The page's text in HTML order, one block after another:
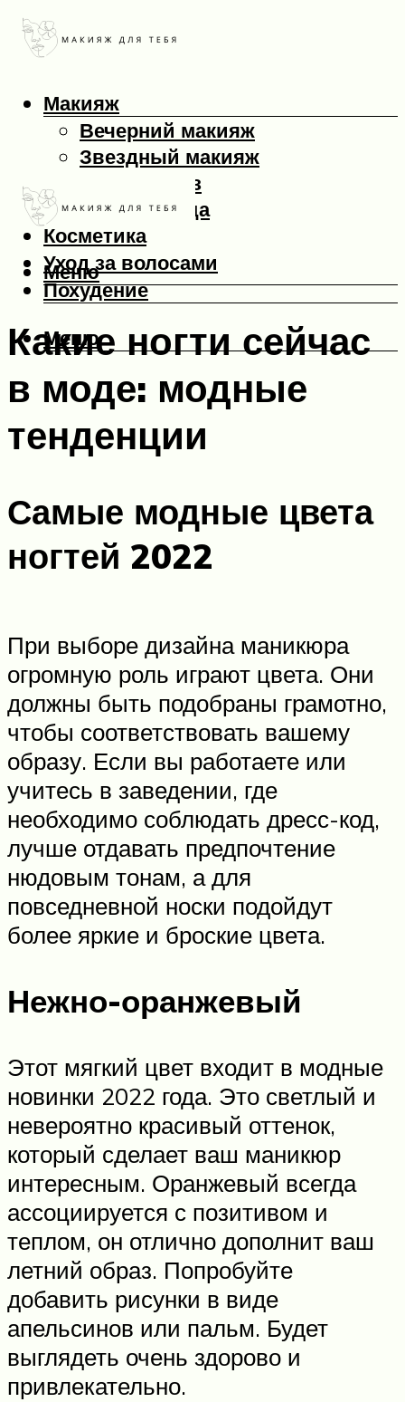
Макияж
Вечерний макияж
Звездный макияж
Макияж глаз
Макияж лица
Косметика
Уход за волосами
Похудение
Меню
Меню
Какие ногти сейчас
в моде: модные
тенденции
Самые модные цвета
ногтей 2022
При выборе дизайна маникюра
огромную роль играют цвета. Они
должны быть подобраны грамотно,
чтобы соответствовать вашему
образу. Если вы работаете или
учитесь в заведении, где
необходимо соблюдать дресс-код,
лучше отдавать предпочтение
нюдовым тонам, а для
повседневной носки подойдут
более яркие и броские цвета.
Нежно-оранжевый
Этот мягкий цвет входит в модные
новинки 2022 года. Это светлый и
невероятно красивый оттенок,
который сделает ваш маникюр
интересным. Оранжевый всегда
ассоциируется с позитивом и
теплом, он отлично дополнит ваш
летний образ. Попробуйте
добавить рисунки в виде
апельсинов или пальм. Будет
выглядеть очень здорово и
привлекательно.